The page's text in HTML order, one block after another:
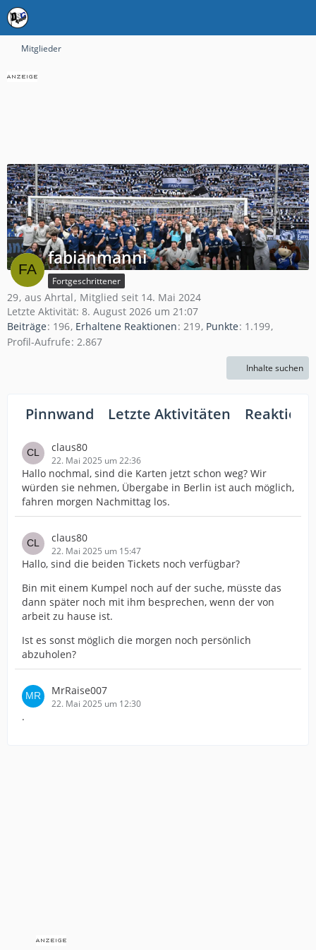
Mitglieder
fabianmanni
Fortgeschrittener
29 aus Ahrtal Mitglied seit 14. Mai 2024
Letzte Aktivität: 8. August 2026 um 21:07
Beiträge 196 Erhaltene Reaktionen 219 Punkte 1.199
Profil-Aufrufe 2.867
Inhalte suchen
Pinnwand Letzte Aktivitäten
claus80
22. Mai 2025 um 22:36
Hallo nochmal, sind die Karten jetzt schon weg? Wir
würden sie nehmen, Übergabe in Berlin ist auch möglich,
fahren morgen Nachmittag los.
claus80
22. Mai 2025 um 15:47
Hallo, sind die beiden Tickets noch verfügbar?
Bin mit einem Kumpel noch auf der suche, müsste das
dann später noch mit ihm besprechen, wenn der von
arbeit zu hause ist.
Ist es sonst möglich die morgen noch persönlich
abzuholen?
MrRaise007
22. Mai 2025 um 12:30
.